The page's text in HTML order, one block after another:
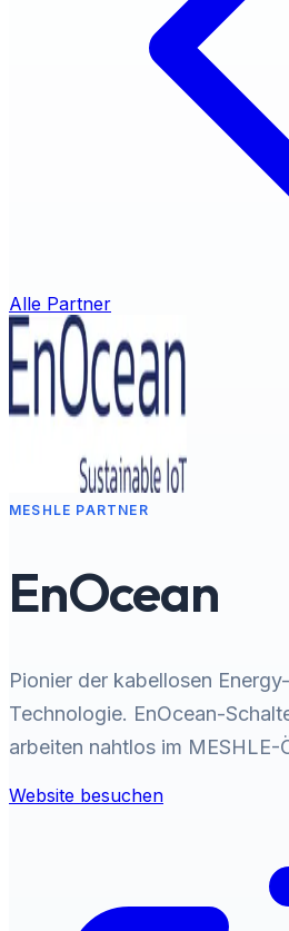
Alle Partner
MESHLE PARTNER
EnOcean
Pionier der kabellosen
Technologie. EnOcean-
arbeiten nahtlos im MESHLE-
Website besuchen